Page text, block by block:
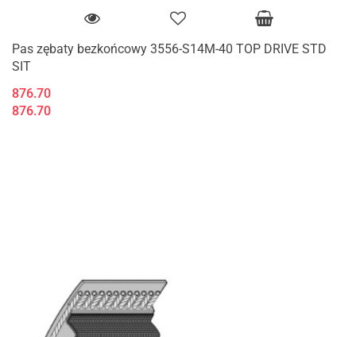
Pas zębaty bezkońcowy 3556-S14M-40 TOP DRIVE STD
SIT
876.70
876.70